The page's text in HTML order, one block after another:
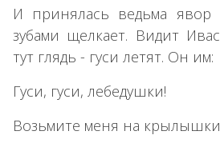
И принялась ведьма явор
зубами щелкает. Видит
тут глядь - гуси летят. Он им:
Гуси, гуси, лебедушки!
Возьмите меня на